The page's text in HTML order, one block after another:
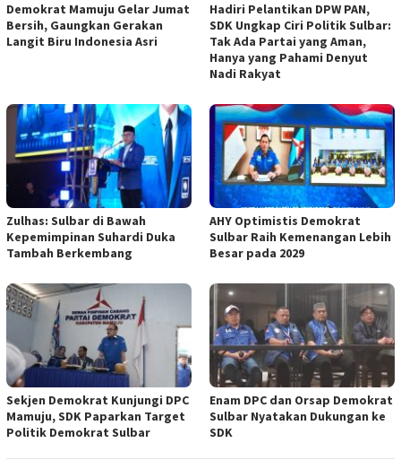
Demokrat Mamuju Gelar Jumat
Bersih, Gaungkan Gerakan
Langit Biru Indonesia Asri
Hadiri Pelantikan DPW PAN,
SDK Ungkap Ciri Politik Sulbar:
Tak Ada Partai yang Aman,
Hanya yang Pahami Denyut
Nadi Rakyat
Zulhas: Sulbar di Bawah
Kepemimpinan Suhardi Duka
Tambah Berkembang
AHY Optimistis Demokrat
Sulbar Raih Kemenangan Lebih
Besar pada 2029
Sekjen Demokrat Kunjungi DPC
Mamuju, SDK Paparkan Target
Politik Demokrat Sulbar
Enam DPC dan Orsap Demokrat
Sulbar Nyatakan Dukungan ke
SDK